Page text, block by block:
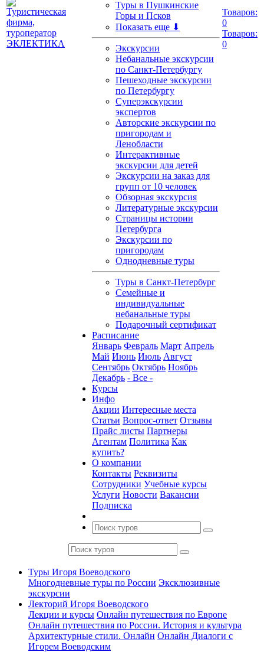
Туры в Пушкинские
Горы и Псков
Показать еще ⬇
Экскурсии
Небанальные экскурсии
по Санкт-Петербургу
Пешеходные экскурсии
по Петербургу
Суперэкскурсии
экспертов
Авторские экскурсии по
пригородам и
Ленобласти
Интерактивные
экскурсии для детей
Экскурсии на заказ для
групп от 10 человек
Обзорная экскурсия
Литературные экскурсии
Страницы истории
Петербурга
Экскурсии по
пригородам
Однодневные туры
Туры в Санкт-Петербург
Семейные и
индивидуальные
небанальные туры
Подарочный сертификат
Расписание
Январь Февраль Март Апрель
Май Июнь Июль Август
Сентябрь Октябрь Ноябрь
Декабрь - Все -
Курсы
Инфо
Акции Интересные места
Статьи Вопрос-ответ Отзывы
Прайс листы Партнеры
Агентам Политика Как
купить?
О компании
Контакты Реквизиты
Сотрудники Учебные курсы
Услуги Новости Вакансии
Подписка
Товаров:
0
Товаров:
0
Туры Игоря Воеводского
Многодневные туры по России Эксклюзивные
экскурсии
Лекторий Игоря Воеводского
Лекции и курсы Онлайн путешествия по Европе
Онлайн путешествия по России. История и культура
Архитектурные стили. Онлайн Онлайн Диалоги с
Игорем Воеводским